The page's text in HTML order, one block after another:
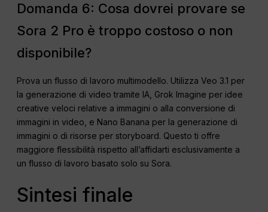
Domanda 6: Cosa dovrei provare se
Sora 2 Pro è troppo costoso o non
disponibile?
Prova un flusso di lavoro multimodello. Utilizza Veo 3.1 per
la generazione di video tramite IA, Grok Imagine per idee
creative veloci relative a immagini o alla conversione di
immagini in video, e Nano Banana per la generazione di
immagini o di risorse per storyboard. Questo ti offre
maggiore flessibilità rispetto all’affidarti esclusivamente a
un flusso di lavoro basato solo su Sora.
Sintesi finale